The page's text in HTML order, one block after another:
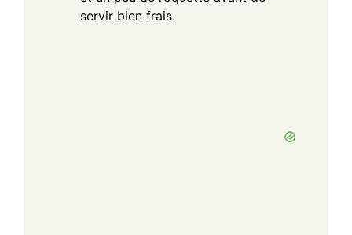
servir bien frais.